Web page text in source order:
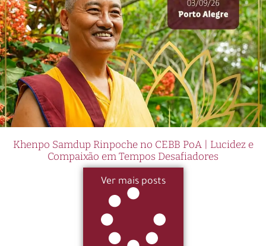
Khenpo Samdup Rinpoche no CEBB PoA | Lucidez e
Compaixão em Tempos Desafiadores
Ver mais posts